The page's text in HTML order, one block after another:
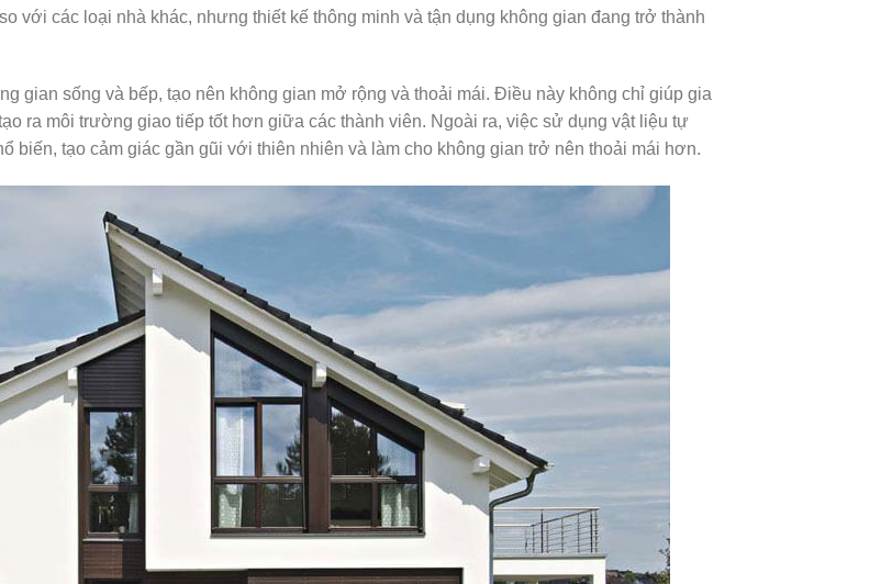
với các loại nhà khác, nhưng thiết kế thông minh và tận dụng không gian đang trở thành
gian sống và bếp, tạo nên không gian mở rộng và thoải mái. Điều này không chỉ giúp gia
ra môi trường giao tiếp tốt hơn giữa các thành viên. Ngoài ra, việc sử dụng vật liệu tự
biến, tạo cảm giác gần gũi với thiên nhiên và làm cho không gian trở nên thoải mái hơn.